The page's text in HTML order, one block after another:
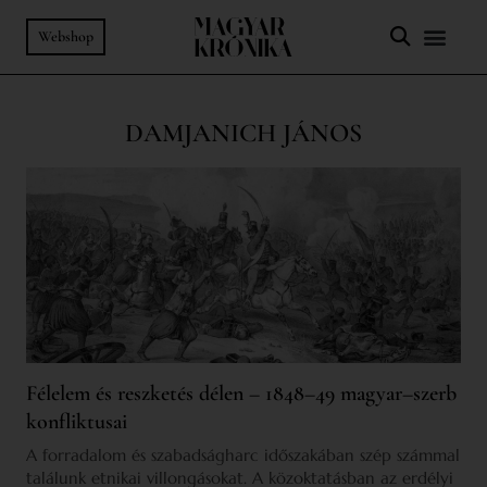
Webshop
DAMJANICH JÁNOS
Félelem és reszketés délen – 1848–49 magyar–szerb
konfliktusai
A forradalom és szabadságharc időszakában szép számmal
találunk etnikai villongásokat. A közoktatásban az erdélyi